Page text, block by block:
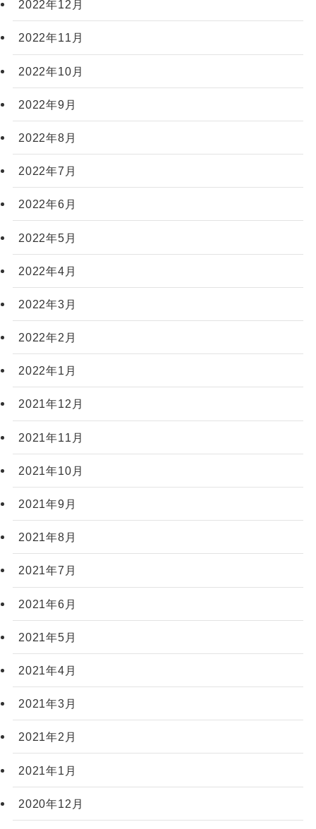
2022年12月
2022年11月
2022年10月
2022年9月
2022年8月
2022年7月
2022年6月
2022年5月
2022年4月
2022年3月
2022年2月
2022年1月
2021年12月
2021年11月
2021年10月
2021年9月
2021年8月
2021年7月
2021年6月
2021年5月
2021年4月
2021年3月
2021年2月
2021年1月
2020年12月